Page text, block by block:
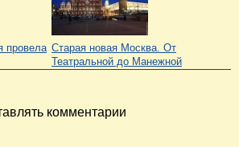
провела Старая новая Москва. От
Театральной до Манежной
комментарии